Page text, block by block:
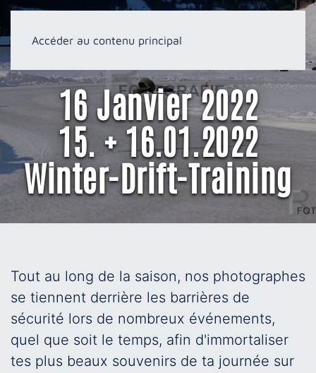
Accéder au contenu principal
16 Janvier 2022
15. + 16.01.2022
Winter-Drift-Training
Tout au long de la saison, nos photographes
se tiennent derrière les barrières de
sécurité lors de nombreux événements,
quel que soit le temps, afin d'immortaliser
tes plus beaux souvenirs de ta journée sur